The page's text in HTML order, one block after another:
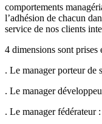
comportements
l’adhésion de chacun
service de nos clients
4 dimensions sont prises
. Le manager porteur de
. Le manager
. Le manager fédérateur